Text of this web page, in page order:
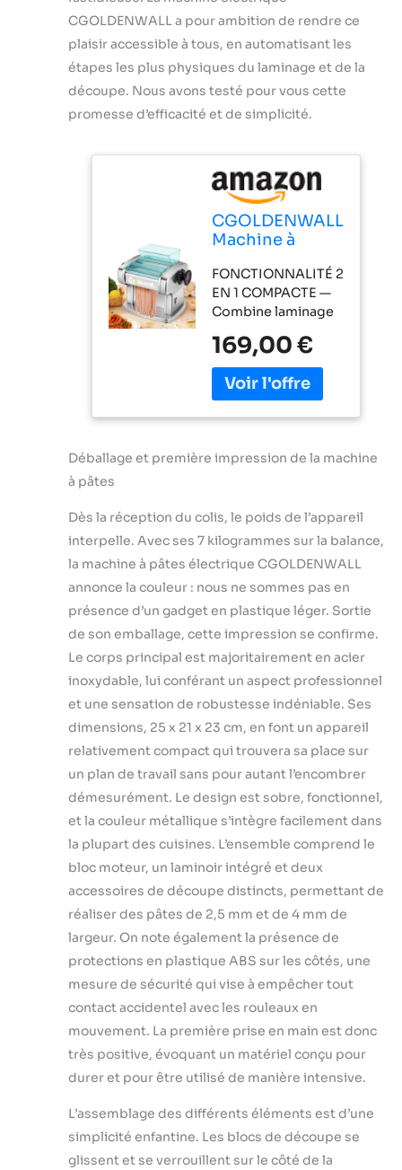
CGOLDENWALL a pour ambition de rendre ce
plaisir accessible à tous, en automatisant les
étapes les plus physiques du laminage et de la
découpe. Nous avons testé pour vous cette
promesse d’efficacité et de simplicité.
CGOLDENWALL
Machine à
Électrique,
Moteur 135W
avec 2 Lames
(2,5 mm/4 mm)
et 9 Épaisseurs
Réglables de
0,5-5 mm,
des Nouilles
FONCTIONNALITÉ 2
EN 1 COMPACTE —
Combine laminage
seul appareil. Inclut
1 rouleau de 14cm et
2 lames
(2,5mm fine, 4mm
spaghettis,
pappardelle en
minutes. Idéal pour
pâtes fraîches
quotidiennes ou
spécialités
régionales.
CONTRÔLE PRÉCIS
DE L'ÉPAISSEUR —
réglables (0,5-
5mm) pour pâtes
personnalisées.
Parfait pour
ou épaisseurs
robustes. Adapté à
la cuisine
quotidienne et
occasions
spéciales.
PREMIÈRE
UTILISATION &
NETTOYAGE —
Avant première
l'huile minérale
alimentaire en
laminant pâte test
jusqu'à disparition
résidus sombres.
Nettoyage régulier
rapide : surface
acier inoxydable
lisse, nécessite
seulement brosse
169,00 €
Déballage et première impression de la machine
à pâtes
Dès la réception du colis, le poids de l’appareil
interpelle. Avec ses 7 kilogrammes sur la balance,
la machine à pâtes électrique CGOLDENWALL
annonce la couleur : nous ne sommes pas en
présence d’un gadget en plastique léger. Sortie
de son emballage, cette impression se confirme.
Le corps principal est majoritairement en acier
inoxydable, lui conférant un aspect professionnel
et une sensation de robustesse indéniable. Ses
dimensions, 25 x 21 x 23 cm, en font un appareil
relativement compact qui trouvera sa place sur
un plan de travail sans pour autant l’encombrer
démesurément. Le design est sobre, fonctionnel,
et la couleur métallique s’intègre facilement dans
la plupart des cuisines. L’ensemble comprend le
bloc moteur, un laminoir intégré et deux
accessoires de découpe distincts, permettant de
réaliser des pâtes de 2,5 mm et de 4 mm de
largeur. On note également la présence de
protections en plastique ABS sur les côtés, une
mesure de sécurité qui vise à empêcher tout
contact accidentel avec les rouleaux en
mouvement. La première prise en main est donc
très positive, évoquant un matériel conçu pour
durer et pour être utilisé de manière intensive.
L’assemblage des différents éléments est d’une
simplicité enfantine. Les blocs de découpe se
glissent et se verrouillent sur le côté de la